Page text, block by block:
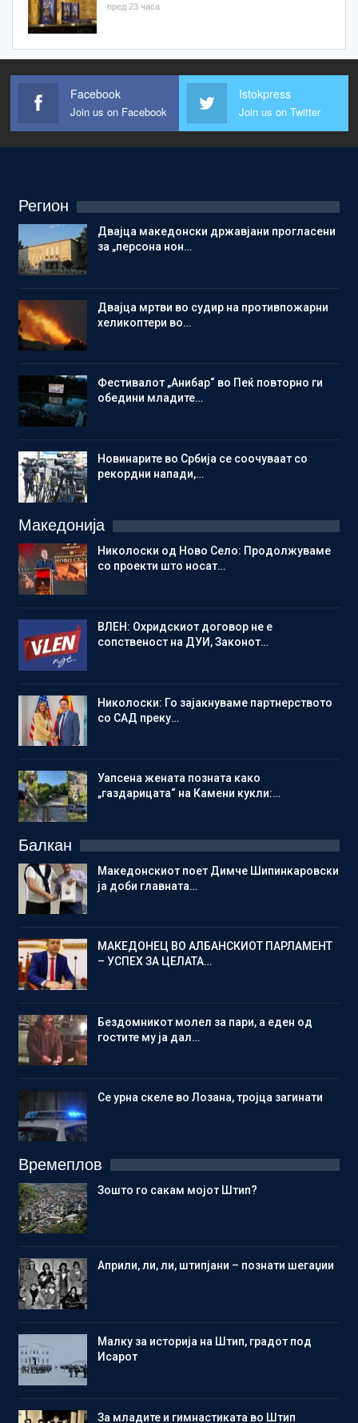
пред 23 часа
Facebook
Join us on Facebook
Istokpress
Join us on Twitter
Регион
Двајца македонски државјани прогласени
за „персона нон…
Двајца мртви во судир на противпожарни
хеликоптери во…
Фестивалот „Анибар“ во Пеќ повторно ги
обедини младите…
Новинарите во Србија се соочуваат со
рекордни напади,…
Македонија
Николоски од Ново Село: Продолжуваме
со проекти што носат…
ВЛЕН: Охридскиот договор не е
сопственост на ДУИ, Законот…
Николоски: Го зајакнуваме партнерството
со САД преку…
Уапсена жената позната како
„газдарицата“ на Камени кукли:…
Балкан
Македонскиот поет Димче Шипинкаровски
ја доби главната…
МАКЕДОНЕЦ ВО АЛБАНСКИОТ ПАРЛАМЕНТ
– УСПЕХ ЗА ЦЕЛАТА…
Бездомникот молел за пари, а еден од
гостите му ја дал…
Се урна скеле во Лозана, тројца загинати
Времеплов
Зошто го сакам мојот Штип?
Aприли, ли, ли, штипјани – познати шегаџии
Малку за историја на Штип, градот под
Исарот
Зa младите и гимнастиката во Штип